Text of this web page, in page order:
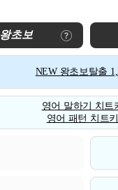
왕초보
NEW 왕초보탈출
영어 말하기 치트
영어 패턴 치트